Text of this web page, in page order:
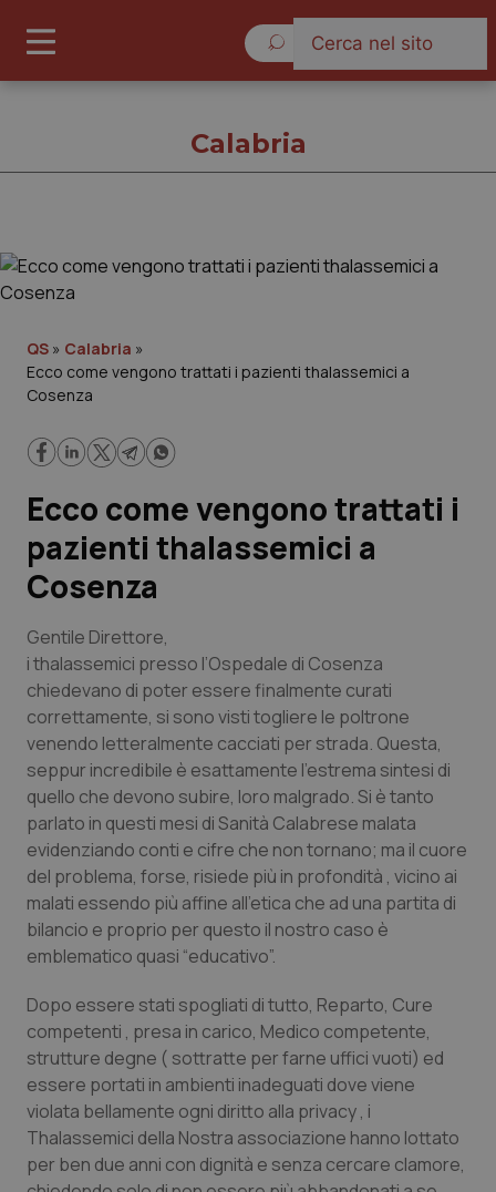
Governo e Parlamento
Regioni e Asl
Lavoro e Professioni
Scienza e Farmaci
Studi e Analisi
Lettere al direttore
Edizioni Regionali
QS Pro
Professionisti Sanitari.AI
Abruzzo
Basilicata
Calabria
Campania
Emilia-Romagna
Friuli Venezia Giulia
QS Pro Gold
Artrite & artrosi
Asma & BPCO
Car-T
Colesterolo & coronaropatie
Dermatite Atopica
QS Club Newsletter
Calabria
QS » Calabria »
Ecco come vengono trattati i pazienti thalassemici a
Cosenza
Ecco come vengono trattati i
pazienti thalassemici a
Cosenza
Gentile Direttore,
ithalassemici presso l’Ospedale di Cosenza
chiedevano di poter essere finalmente curati
correttamente, si sono visti togliere le poltrone
venendo letteralmente cacciati per strada. Questa,
seppur incredibile è esattamente l’estrema sintesi di
quello che devono subire, loro malgrado. Si è tanto
parlato in questi mesi di Sanità Calabrese malata
evidenziando conti e cifre che non tornano; ma il cuore
del problema, forse, risiede più in profondità , vicino ai
malati essendo più affine all’etica che ad una partita di
bilancio e proprio per questo il nostro caso è
emblematico quasi “educativo”.
Dopo essere stati spogliati di tutto, Reparto, Cure
competenti , presa in carico, Medico competente,
strutture degne ( sottratte per farne uffici vuoti) ed
essere portati in ambienti inadeguati dove viene
violata bellamente ogni diritto alla privacy , i
Thalassemici della Nostra associazione hanno lottato
per ben due anni con dignità e senza cercare clamore,